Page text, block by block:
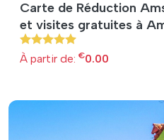
Carte de Réduction
et visites gratuites à
À partir de: €0.00